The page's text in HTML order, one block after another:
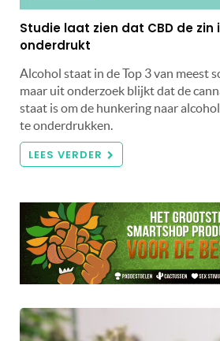
Studie laat zien dat CBD de
onderdrukt
Alcohol staat in de Top 3 van meest
maar uit onderzoek blijkt dat de
staat is om de hunkering naar
te onderdrukken.
LEES VERDER